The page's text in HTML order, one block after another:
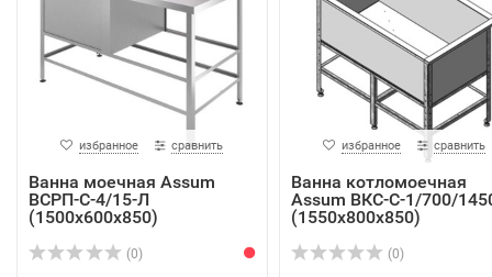
избранное сравнить
Ванна моечная Assum
ВСРП-С-4/15-Л
(1500х600х850)
(0)
избранное сравнить
Ванна котломоечная
Assum ВКС-С-1/700/
(1550х800х850)
(0)